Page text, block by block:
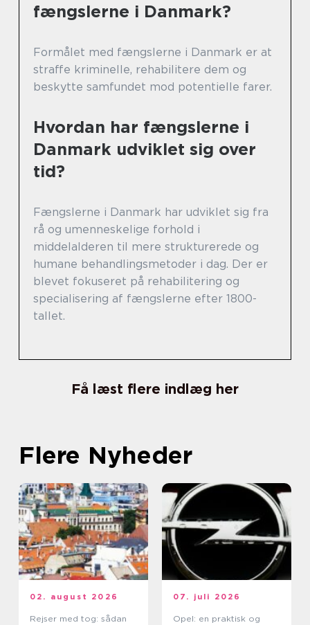
fængslerne i Danmark?
Formålet med fængslerne i Danmark er at
straffe kriminelle, rehabilitere dem og
beskytte samfundet mod potentielle farer.
Hvordan har fængslerne i
Danmark udviklet sig over
tid?
Fængslerne i Danmark har udviklet sig fra
rå og umenneskelige forhold i
middelalderen til mere strukturerede og
humane behandlingsmetoder i dag. Der er
blevet fokuseret på rehabilitering og
specialisering af fængslerne efter 1800-
tallet.
Få læst flere indlæg her
Flere Nyheder
02. august 2026
Rejser med tog: sådan
07. juli 2026
Opel: en praktisk og